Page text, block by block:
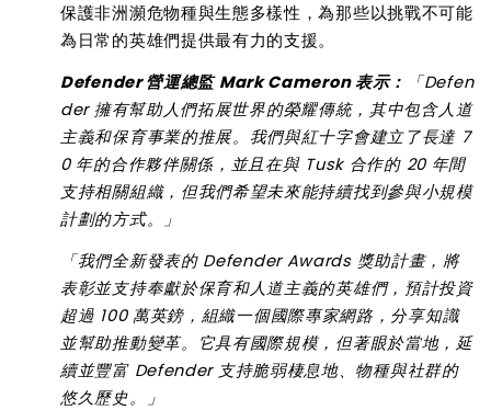
保護非洲瀕危物種與生態多樣性，為那些以挑戰不可能
為日常的英雄們提供最有力的支援。
Defender營運總監Mark Cameron表示： 「Defen
der 擁有幫助人們拓展世界的榮耀傳統，其中包含人道
主義和保育事業的推展。我們與紅十字會建立了長達 7
0 年的合作夥伴關係，並且在與Tusk 合作的20 年間
支持相關組織，但我們希望未來能持續找到參與小規模
計劃的方式。
」
「我們全新發表的Defender Awards 獎助計畫，將
表彰並支持奉獻於保育和人道主義的英雄們，預計投資
超過 100 萬英鎊，組織一個國際專家網路，分享知識
並幫助推動變革。它具有國際規模，但著眼於當地，延
續並豐富Defender 支持脆弱棲息地、物種與社群的
悠久歷史。
」